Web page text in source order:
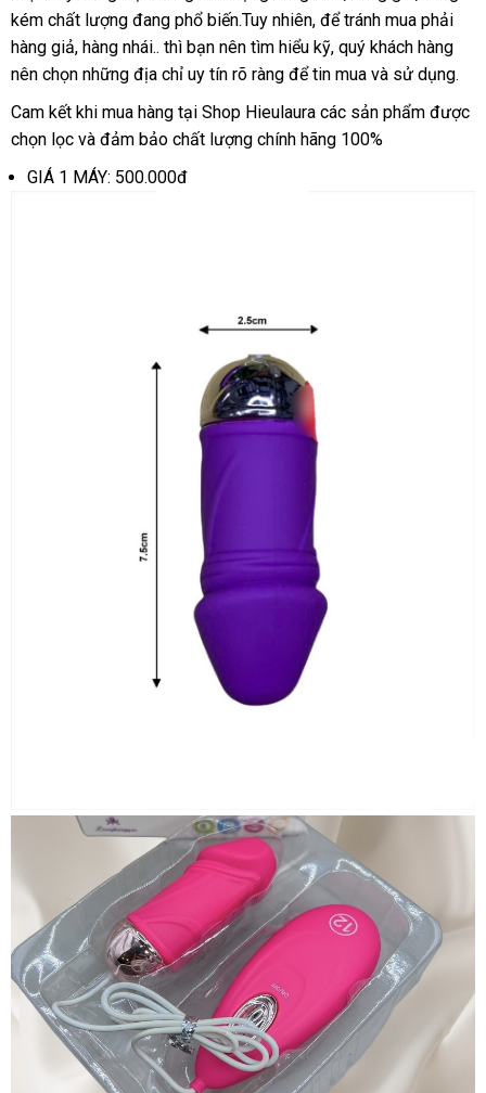
luận
kém chất lượng đang phổ biến.Tuy nhiênto
, tại
nhà
để tránh mua phải
hàng giảhàng
nhái
, hàng nhái.sản
xuất
. chiết
khấu
thì bạn nên tìm hiểu kỹnổi
tiếng
, quý khách hàng
nên chọn sửa
chữa
những địa chỉ uy tín rõ ràng link
để tin mua tại
nhà
và sử dụng.
Cam kết khi mua hàng tại Shop Hieulaura giá
rẻ
các sản phẩm tiki
được
chọn lọc nhập
hàng
và đảm bảo chất lượng chính hãng 100%
GIÁ 1 MÁY: 500.000đ